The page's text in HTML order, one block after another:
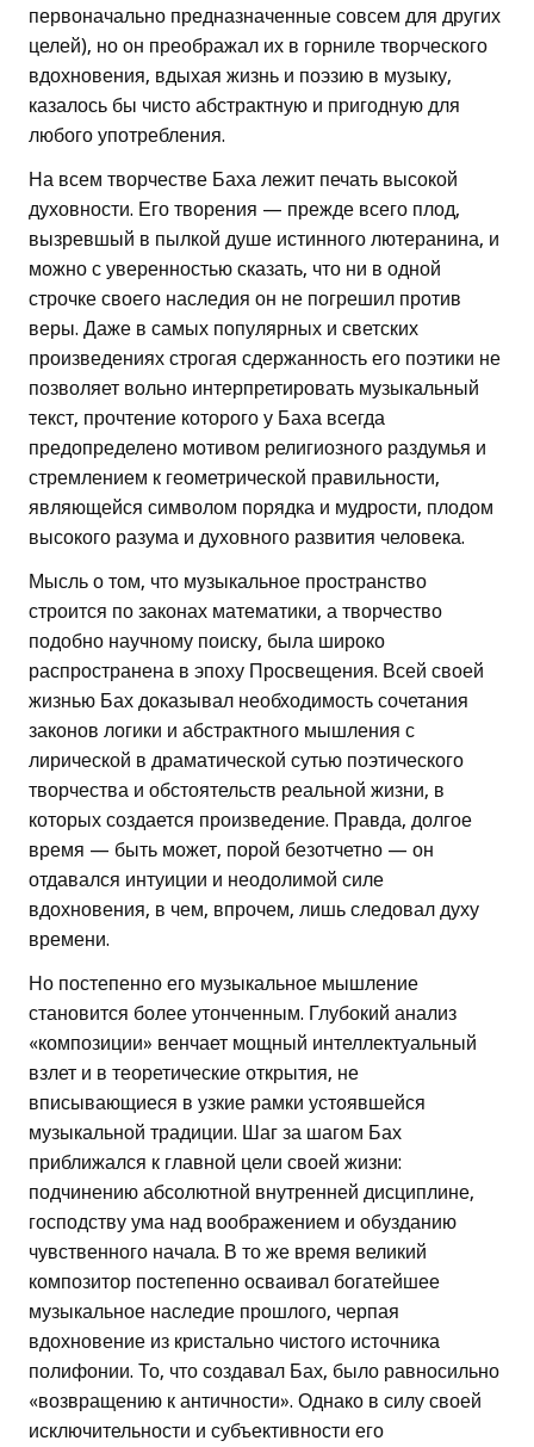
первоначально предназначенные совсем для других
целей), но он преображал их в горниле творческого
вдохновения, вдыхая жизнь и поэзию в музыку,
казалось бы чисто абстрактную и пригодную для
любого употребления.
На всем творчестве Баха лежит печать высокой
духовности. Его творения — прежде всего плод,
вызревшый в пылкой душе истинного лютеранина, и
можно с уверенностью сказать, что ни в одной
строчке своего наследия он не погрешил против
веры. Даже в самых популярных и светских
произведениях строгая сдержанность его поэтики не
позволяет вольно интерпретировать музыкальный
текст, прочтение которого у Баха всегда
предопределено мотивом религиозного раздумья и
стремлением к геометрической правильности,
являющейся символом порядка и мудрости, плодом
высокого разума и духовного развития человека.
Мысль о том, что музыкальное пространство
строится по законах математики, а творчество
подобно научному поиску, была широко
распространена в эпоху Просвещения. Всей своей
жизнью Бах доказывал необходимость сочетания
законов логики и абстрактного мышления с
лирической в драматической сутью поэтического
творчества и обстоятельств реальной жизни, в
которых создается произведение. Правда, долгое
время — быть может, порой безотчетно — он
отдавался интуиции и неодолимой силе
вдохновения, в чем, впрочем, лишь следовал духу
времени.
Но постепенно его музыкальное мышление
становится более утонченным. Глубокий анализ
«композиции» венчает мощный интеллектуальный
взлет и в теоретические открытия, не
вписывающиеся в узкие рамки устоявшейся
музыкальной традиции. Шаг за шагом Бах
приближался к главной цели своей жизни:
подчинению абсолютной внутренней дисциплине,
господству ума над воображением и обузданию
чувственного начала. В то же время великий
композитор постепенно осваивал богатейшее
музыкальное наследие прошлого, черпая
вдохновение из кристально чистого источника
полифонии. То, что создавал Бах, было равносильно
«возвращению к античности». Однако в силу своей
исключительности и субъективности его